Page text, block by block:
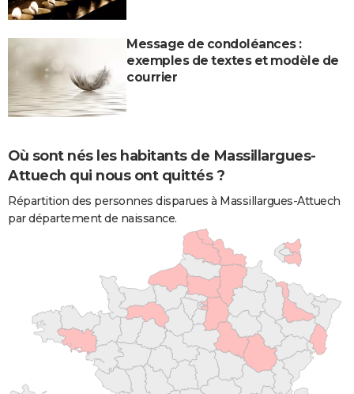
Message de condoléances :
exemples de textes et modèle de
courrier
Où sont nés les habitants de Massillargues-
Attuech qui nous ont quittés ?
Répartition des personnes disparues à Massillargues-Attuech
par département de naissance.